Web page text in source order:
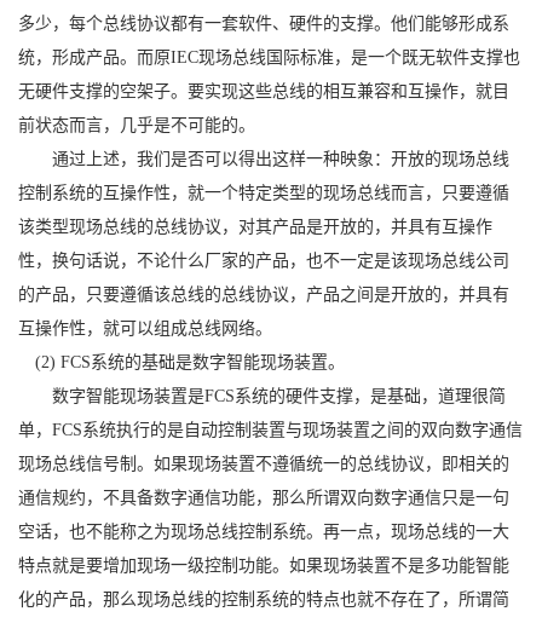
多少，每个总线协议都有一套软件、硬件的支撑。他们能够形成系
统，形成产品。而原IEC现场总线国际标准，是一个既无软件支撑也
无硬件支撑的空架子。要实现这些总线的相互兼容和互操作，就目
前状态而言，几乎是不可能的。
通过上述，我们是否可以得出这样一种映象：开放的现场总线
控制系统的互操作性，就一个特定类型的现场总线而言，只要遵循
该类型现场总线的总线协议，对其产品是开放的，并具有互操作
性，换句话说，不论什么厂家的产品，也不一定是该现场总线公司
的产品，只要遵循该总线的总线协议，产品之间是开放的，并具有
互操作性，就可以组成总线网络。
(2) FCS系统的基础是数字智能现场装置。
数字智能现场装置是FCS系统的硬件支撑，是基础，道理很简
单，FCS系统执行的是自动控制装置与现场装置之间的双向数字通信
现场总线信号制。如果现场装置不遵循统一的总线协议，即相关的
通信规约，不具备数字通信功能，那么所谓双向数字通信只是一句
空话，也不能称之为现场总线控制系统。再一点，现场总线的一大
特点就是要增加现场一级控制功能。如果现场装置不是多功能智能
化的产品，那么现场总线的控制系统的特点也就不存在了，所谓简